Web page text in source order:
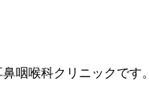
咽喉科クリニックです。